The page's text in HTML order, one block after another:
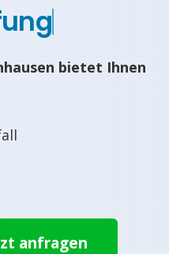
bietet Ihnen
anfragen